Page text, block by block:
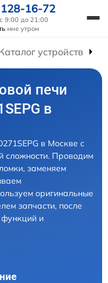
16-72
9:00 до 21:00
мне утром
устройств
печи
в
в Москве с
сложности. Проводим
заменяем
оригинальные
запчасти, после
и